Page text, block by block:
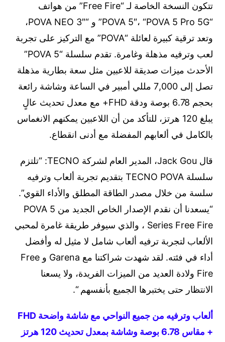
تتكون النسخة الخاصة لـ “Free Fire” من هواتف
“POVA 5″، “POVA 5 Pro 5G” و “POVA NEO 3″،
وتعد ترقية كبيرة لعائلة “POVA” مع التركيز على تجربة
لعب وترفيه مذهلة وغامرة. تقدم سلسلة “POVA 5”
الأحدث ميزات صديقة للاعبين مثل سعة بطارية مذهلة
تصل إلى 7,000 مللي أمبير في الساعة وشاشة رائعة
بحجم 6.78 بوصة ودقة FHD+ مع معدل تحديث عالٍ
يبلغ 120 هرتز، للتأكد من أن اللاعبين يمكنهم الانغماس
بالكامل في ألعابهم المفضلة مع أدنى انقطاع.
قال Jack Gou، المدير العام لشركة TECNO: “تلتزم
سلسلة TECNO POVA بتقديم تجربة ألعاب وترفيه
سلسة من خلال مصدر الطاقة المطلق والأداء القوي”.
“يسعدنا أن نقدم الإصدار الخاص الجديد من POVA 5
Series Free Fire ، والذي سيوفر طريقة غامرة لمحبي
الألعاب لتجربة ترفيه ألعاب شامل لا مثيل له وأفضل
أداء في فئته. لقد شهدت شراكتنا مع Garena و Free
Fire ولادة العديد من الميزات الفريدة، ولا يسعنا
الانتظار حتى يختبرها الجميع بأنفسهم “.
ألعاب وترفيه من جميع النواحي مع شاشة واضحة FHD
+ مقاس 6.78 بوصة وشاشة بمعدل تحديث 120 هرتز